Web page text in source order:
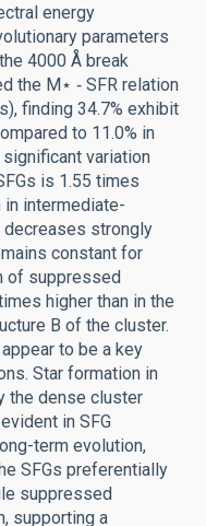
energy
parameters
4000 Å break
the M⋆ ‑ SFR relation
finding 34.7% exhibit
to 11.0% in
variation
is 1.55 times
intermediate-
decreases strongly
constant for
of suppressed
higher than in the
B of the cluster.
to be a key
Star formation in
the dense cluster
in SFG
term evolution,
SFGs preferentially
suppressed
supporting a